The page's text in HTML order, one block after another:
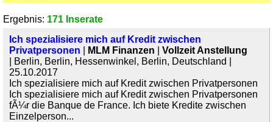
Ergebnis: 171 Inserate
Ich spezialisiere mich auf Kredit zwischen
Privatpersonen
MLM Finanzen
Vollzeit Anstellung
| Berlin, Berlin, Hessenwinkel, Berlin, Deutschland |
25.10.2017
Ich spezialisiere mich auf Kredit zwischen Privatpersonen
Ich spezialisiere mich auf Kredit zwischen Privatpersonen
fÃ¼r die Banque de France. Ich biete Kredite zwischen
Einzelperson...